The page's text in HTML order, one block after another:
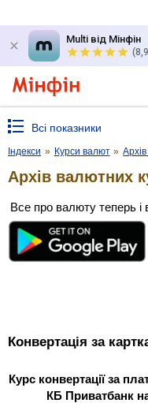
Multi від Мінфін
Всі показники
Індекси » Курси валют » Архів
Архів валютних
Все про валюту теперь і
Конвертація за
Курс конвертації за
КБ Приватбанк